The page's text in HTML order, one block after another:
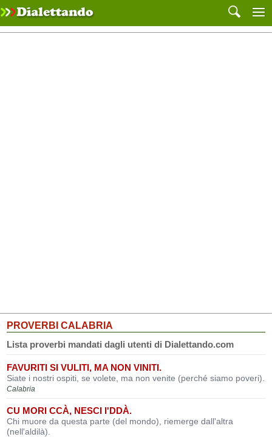
PROVERBI CALABRIA
Lista proverbi mandati dagli utenti di Dialettando.com
FAVURITI SI VULITI, MA NON VINITI.
Siate i nostri ospiti, se volete, ma non venite (perché siamo poveri).
Calabria
CU MORI CCÀ, NESCI I'DDÀ.
Chi muore da questa parte (del mondo), riemerge dall'altra
(nell'aldilà).